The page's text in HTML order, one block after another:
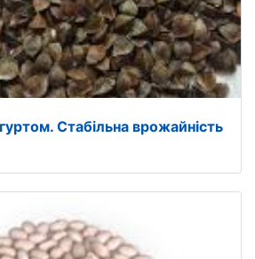
Стабільна врожайність